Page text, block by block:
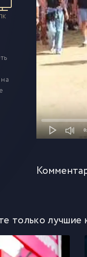
только лучшие